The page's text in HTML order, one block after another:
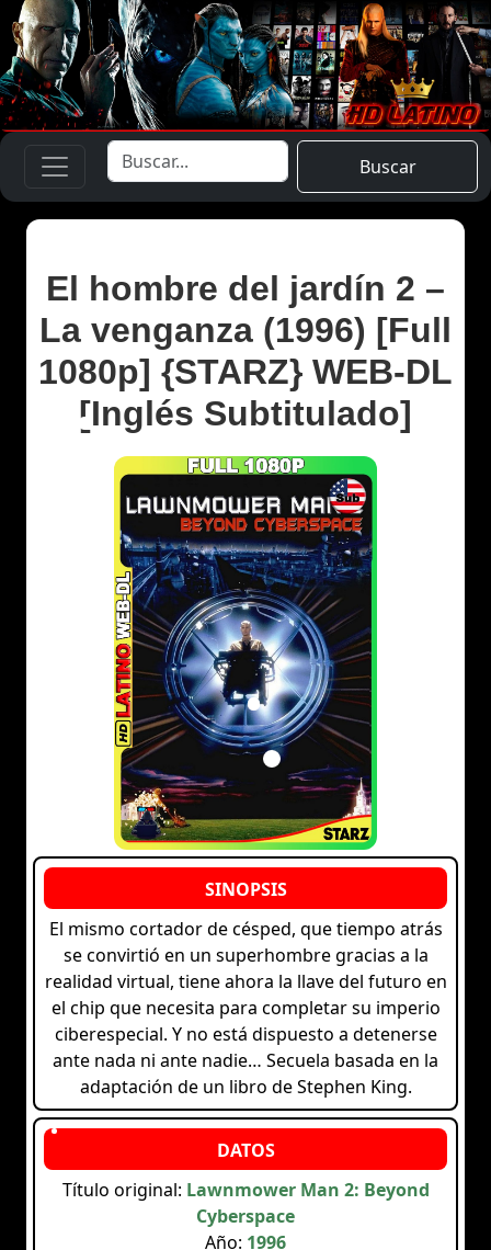
Buscar
El hombre del jardín 2 –
La venganza (1996) [Full
1080p] {STARZ} WEB-DL
[Inglés Subtitulado]
El mismo cortador de césped, que tiempo atrás
se convirtió en un superhombre gracias a la
realidad virtual, tiene ahora la llave del futuro en
el chip que necesita para completar su imperio
ciberespecial. Y no está dispuesto a detenerse
ante nada ni ante nadie… Secuela basada en la
adaptación de un libro de Stephen King.
Título original: Lawnmower Man 2: Beyond
Cyberspace
Año: 1996